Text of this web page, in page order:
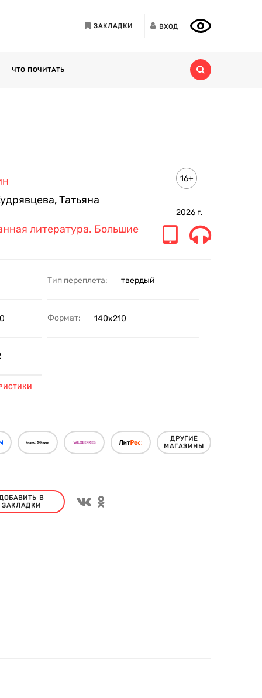
ЗАКЛАДКИ ВХОД
ЧТО ПОЧИТАТЬ
,Татьяна
16+
2026 г.
литература. Большие
Тип переплета: твердый
Формат: 140х210
ДРУГИЕ
МАГАЗИНЫ
В
ЗАКЛАДКИ